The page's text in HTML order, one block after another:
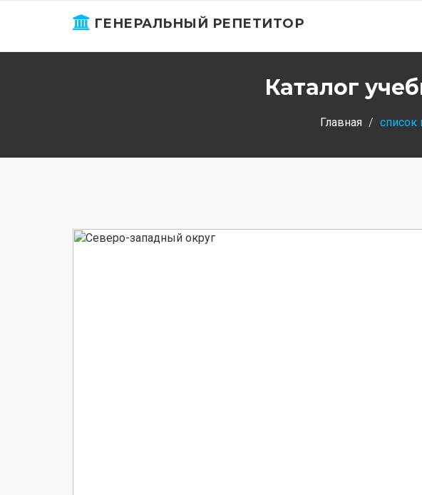
ГЕНЕРАЛЬНЫЙ РЕПЕТИТОР
Каталог
Главная список